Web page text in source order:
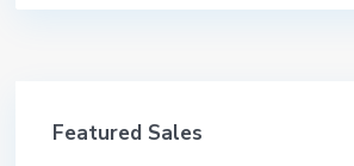
Featured Sales